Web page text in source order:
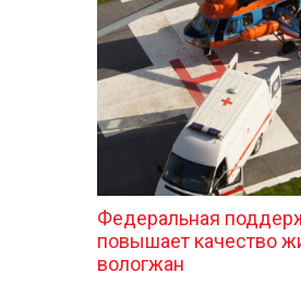
КОНТАКТЫ
Федеральная
повышает качество
вологжан